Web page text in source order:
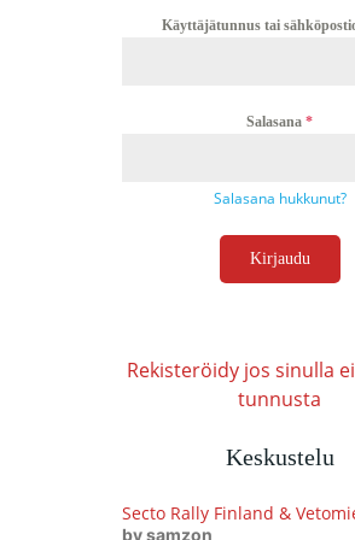
Käyttäjätunnus tai
Salasana*
Salasana hukkunut?
Kirjaudu
Rekisteröidy jos sinulla
tunnusta
Keskustelu
Secto Rally Finland &
by samzon